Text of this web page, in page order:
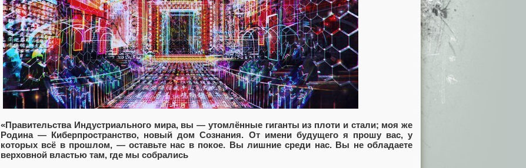
«Правительства Индустриального мира, вы — утомлённые гиганты из плоти и стали; моя же
Родина — Киберпространство, новый дом Сознания. От имени будущего я прошу вас, у
которых всё в прошлом, — оставьте нас в покое. Вы лишние среди нас. Вы не обладаете
верховной властью там, где мы собрались